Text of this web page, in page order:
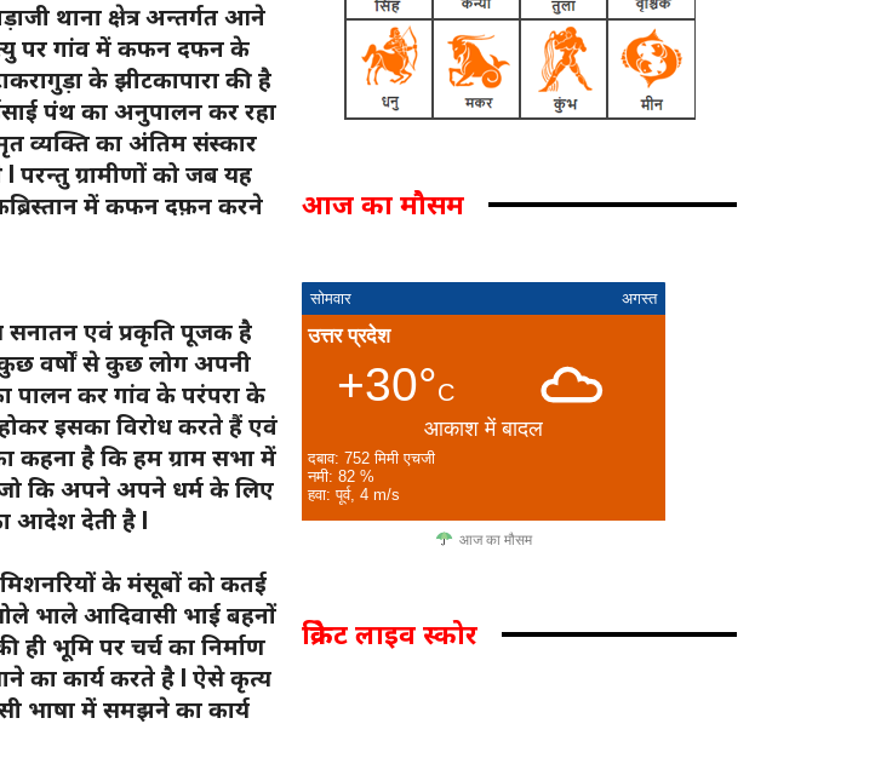
थाना क्षेत्र अन्तर्गत आने
पर गांव में कफन दफन के
के झीटकापारा की है
पंथ का अनुपालन कर रहा
व्यक्ति का अंतिम संस्कार
ग्रामीणों को जब यह
में कफन दफ़न करने
सनातन एवं प्रकृति पूजक है
वर्षों से कुछ लोग अपनी
पालन कर गांव के परंपरा के
इसका विरोध करते हैं एवं
कहना है कि हम ग्राम सभा में
कि अपने अपने धर्म के लिए
आदेश देती है l
के मंसूबों को कतई
भाले आदिवासी भाई बहनों
भूमि पर चर्च का निर्माण
का कार्य करते है l ऐसे कृत्य
भाषा में समझने का कार्य
आज का मौसम
सोमवार अगस्त
उत्तर प्रदेश
+30°C
आकाश में बादल
दबाव: 752 मिमी एचजी
नमी: 82 %
हवा: पूर्व, 4 m/s
आज का मौसम
क्रिकेट लाइव स्कोर